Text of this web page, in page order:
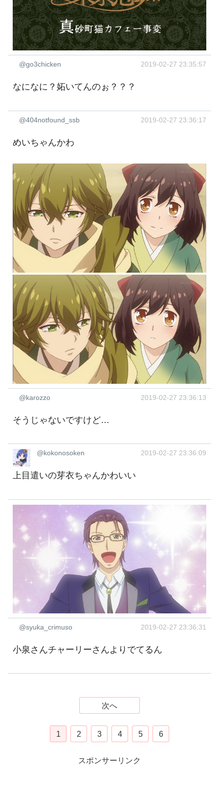
@go3chicken 2019-02-27 23:35:57
なになに？妬いてんのぉ？？？
@404notfound_ssb 2019-02-27 23:36:17
めいちゃんかわ
@karozzo 2019-02-27 23:36:13
そうじゃないですけど…
@kokonosoken 2019-02-27 23:36:09
上目遣いの芽衣ちゃんかわいい
@syuka_crimuso 2019-02-27 23:36:31
小泉さんチャーリーさんよりでてるん
次へ
1 2 3 4 5 6
スポンサーリンク